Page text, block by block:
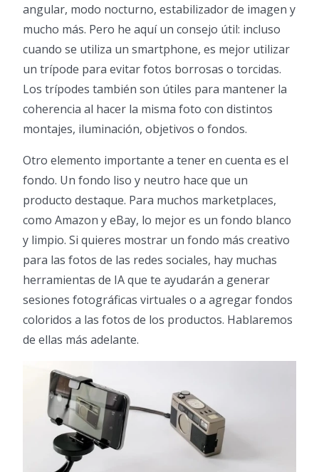
angular, modo nocturno, estabilizador de imagen y
mucho más. Pero he aquí un consejo útil: incluso
cuando se utiliza un smartphone, es mejor utilizar
un trípode para evitar fotos borrosas o torcidas.
Los trípodes también son útiles para mantener la
coherencia al hacer la misma foto con distintos
montajes, iluminación, objetivos o fondos.
Otro elemento importante a tener en cuenta es el
fondo. Un fondo liso y neutro hace que un
producto destaque. Para muchos marketplaces,
como Amazon y eBay, lo mejor es un fondo blanco
y limpio. Si quieres mostrar un fondo más creativo
para las fotos de las redes sociales, hay muchas
herramientas de IA que te ayudarán a generar
sesiones fotográficas virtuales o a agregar fondos
coloridos a las fotos de los productos. Hablaremos
de ellas más adelante.